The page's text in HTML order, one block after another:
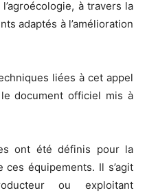
à travers la
adaptés à l’amélioration
liées à cet appel
document officiel mis à
ont été définis pour la
équipements. Il s’agit
ou exploitant